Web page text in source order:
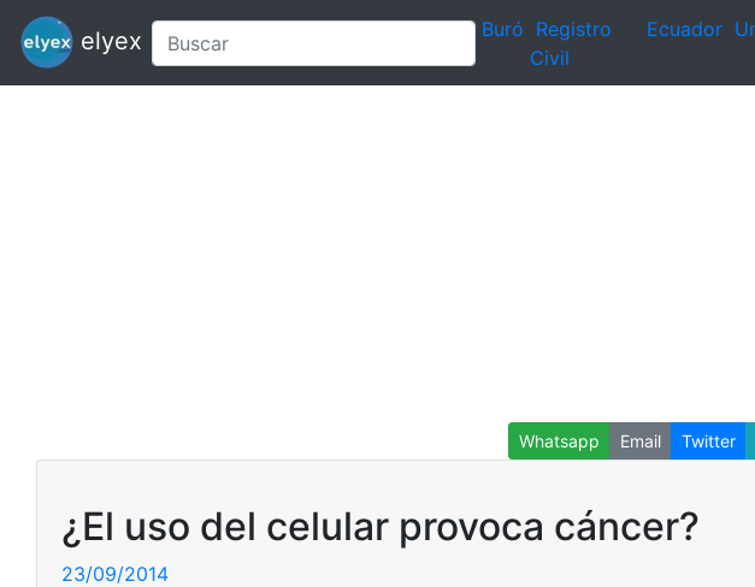
elyex Buró Registro
Civil
Ecuador
Whatsapp Email Twitter
¿El uso del celular provoca cáncer?
23/09/2014